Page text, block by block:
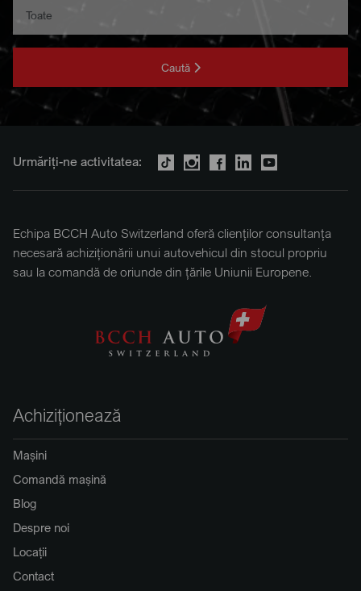
Caută
Urmăriți-ne activitatea:
Echipa BCCH Auto Switzerland oferă clienților consultanța
necesară achiziționării unui autovehicul din stocul propriu
sau la comandă de oriunde din țările Uniunii Europene.
Achiziționează
Mașini
Comandă mașină
Blog
Despre noi
Locații
Contact